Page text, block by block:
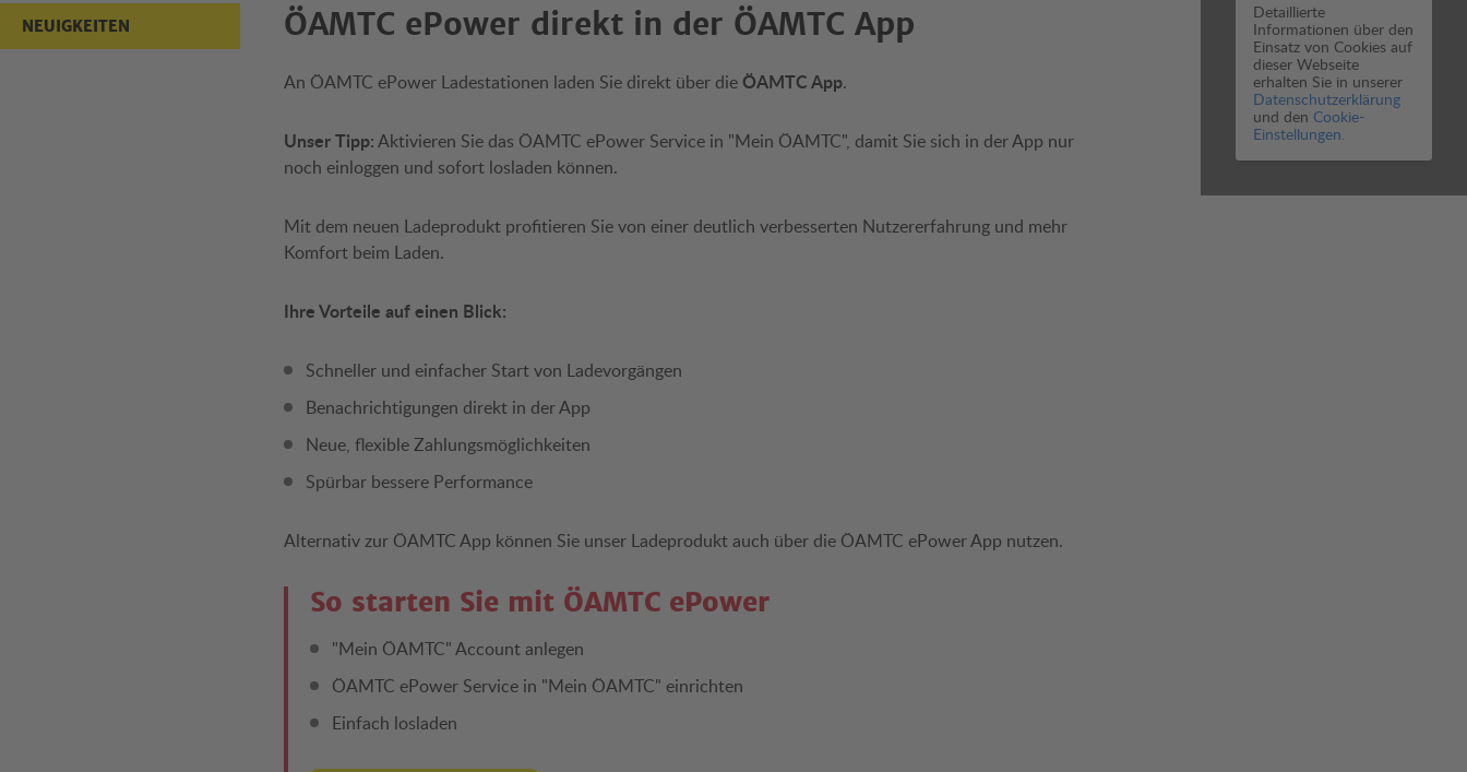
Detaillierte
Informationen über den
Einsatz von Cookies auf
dieser Webseite
erhalten Sie in unserer
Datenschutzerklärung
und den Cookie-
Einstellungen.
NEUIGKEITEN ÖAMTC ePower direkt in der ÖAMTC App
An ÖAMTC ePower Ladestationen laden Sie direkt über dieÖAMTC App.
Unser Tipp:Aktivieren Sie das ÖAMTC ePower Service in "Mein ÖAMTC", damit Sie sich in der App nur
noch einloggen und sofort losladen können.
Mit dem neuen Ladeprodukt profitieren Sie von einer deutlich verbesserten Nutzererfahrung und mehr
Komfort beim Laden.
Ihre Vorteile auf einen Blick:
Schneller und einfacher Start von Ladevorgängen
Benachrichtigungen direkt in der App
Neue, flexible Zahlungsmöglichkeiten
Spürbar bessere Performance
Alternativ zur ÖAMTC App können Sie unser Ladeprodukt auch über die ÖAMTC ePower App nutzen.
So starten Sie mit ÖAMTC ePower
"Mein ÖAMTC" Account anlegen
ÖAMTC ePower Service in "Mein ÖAMTC" einrichten
Einfach losladen